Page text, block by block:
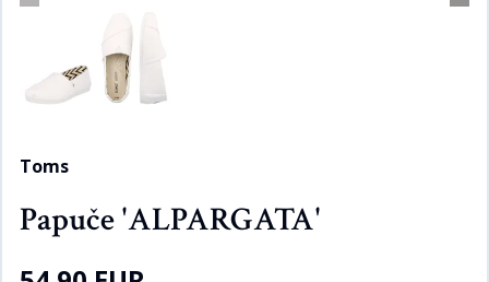
Toms
Papuče 'ALPARGATA'